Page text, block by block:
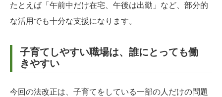
たとえば「午前中だけ在宅、午後は出勤」など、部分的
な活用でも十分な支援になります。
子育てしやすい職場は、誰にとっても働
きやすい
今回の法改正は、子育てをしている一部の人だけの問題